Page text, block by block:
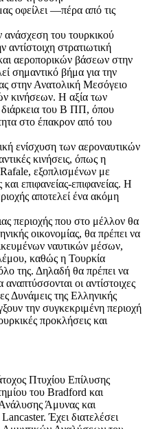
οφείλει —πέρα από τις
ανάσχεση του τουρκικού
στρατιωτική
αεροπορικών βάσεων στην
σημαντικό βήμα για την
στην Ανατολική Μεσόγειο
κινήσεων. Η αξία των
του Β ΠΠ, όπου
στο έπακρον από του
ενίσχυση των αεροναυτικών
κινήσεις, όπως η
εξοπλισμένων με
επιφανείας-επιφανείας. Η
αποτελεί ένα ακόμη
περιοχής που στο μέλλον θα
οικονομίας, θα πρέπει να
ναυτικών μέσων,
καθώς η Τουρκία
της. Δηλαδή θα πρέπει να
οι αντίστοιχες
Δυνάμεις της Ελληνικής
την συγκεκριμένη περιοχή
προκλήσεις και
Πτυχίου Επίλυσης
του Bradford και
Άμυνας και
Έχει διατελέσει